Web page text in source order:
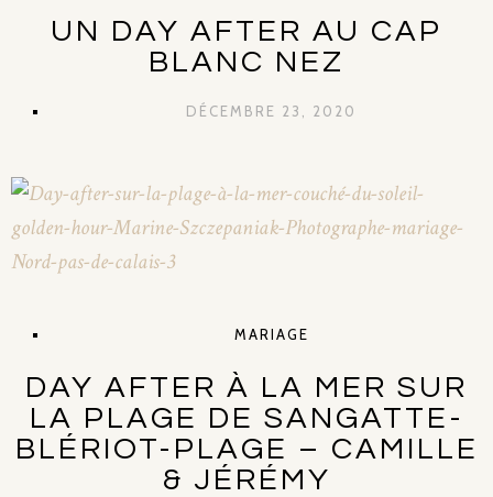
UN DAY AFTER AU CAP
BLANC NEZ
DÉCEMBRE 23, 2020
MARIAGE
DAY AFTER À LA MER SUR
LA PLAGE DE SANGATTE-
BLÉRIOT-PLAGE – CAMILLE
& JÉRÉMY